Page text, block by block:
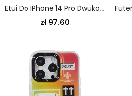
Etui Do IPhone 14 Pro Dwukolorowa Metalowa Rama
zł 97.60